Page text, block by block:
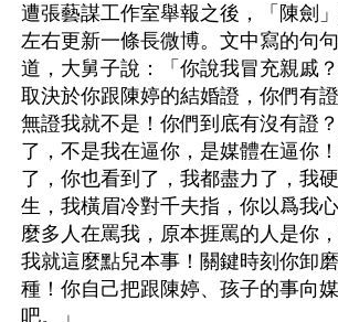
遭張藝謀工作室舉報之後，「陳劍
左右更新一條長微博。文中寫的句
道，大舅子說：「你說我冒充親戚
取決於你跟陳婷的結婚證，你們有
無證我就不是！你們到底有沒有
了，不是我在逼你，是媒體在逼你
了，你也看到了，我都盡力了，我
生，我橫眉冷對千夫指，你以爲我
麼多人在罵我，原本捱罵的人是你
我就這麼點兒本事！關鍵時刻你卸
種！你自己把跟陳婷、孩子的事向
吧。」